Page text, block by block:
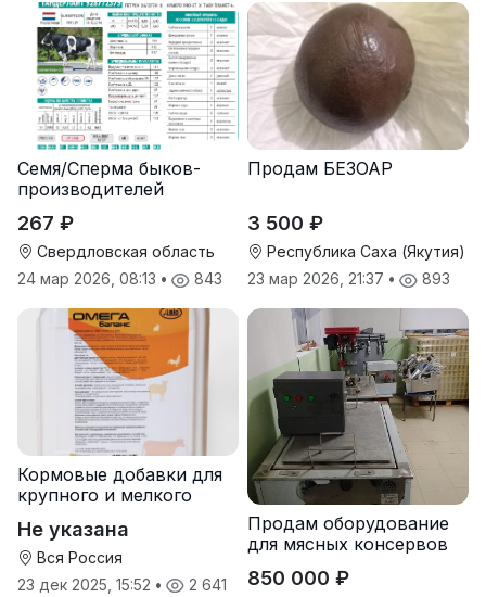
Семя/Сперма быков-
производителей
267 ₽
Свердловская область
24 мар 2026, 08:13 • 843
Продам БЕЗОАР
3 500 ₽
Республика Саха (Якутия)
23 мар 2026, 21:37 • 893
Кормовые добавки для
крупного и мелкого
Не указана
Вся Россия
23 дек 2025, 15:52 • 2 641
Продам оборудование
для мясных консервов
850 000 ₽